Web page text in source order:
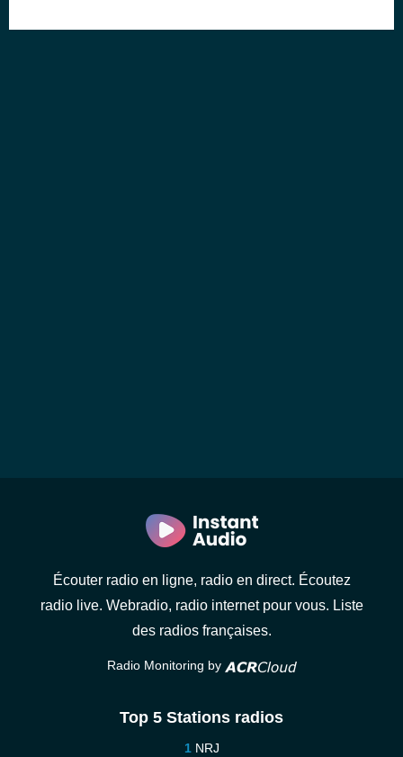
Écouter radio en ligne, radio en direct. Écoutez
radio live. Webradio, radio internet pour vous. Liste
des radios françaises.
Radio Monitoring by
Top 5 Stations radios
NRJ